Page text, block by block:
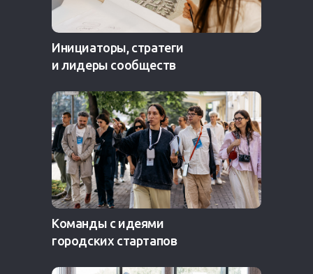
Инициаторы, стратеги
и лидеры сообществ
Команды с идеями
городских стартапов